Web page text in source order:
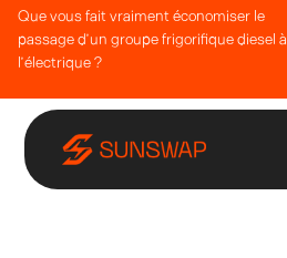
Que vous fait vraiment économiser le
passage d’un groupe frigorifique diesel à
l’électrique ?